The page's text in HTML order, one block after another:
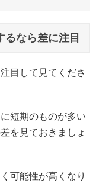
なら差に注目
目して見てくださ
短期のものが多い
を見ておきましょ
可能性が高くなり